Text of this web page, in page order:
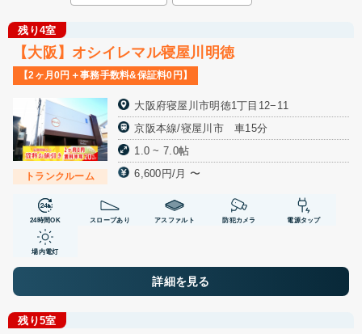
残り4室
【大阪】オシイレマル寝屋川明徳
【2ヶ月0円＋事務手数料&保証料0円】
トランクルーム
大阪府寝屋川市明徳1丁目12−11
京阪本線/寝屋川市 車15分
1.0 ~ 7.0帖
6,600円/月 〜
24時間OK スロープあり アスファルト 防犯カメラ 電源タップ
場内電灯
詳細を見る
残り5室